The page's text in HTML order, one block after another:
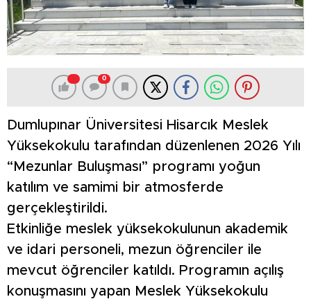
0
Dumlupınar Üniversitesi Hisarcık Meslek
Yüksekokulu tarafından düzenlenen 2026 Yılı
“Mezunlar Buluşması” programı yoğun
katılım ve samimi bir atmosferde
gerçekleştirildi.
Etkinliğe meslek yüksekokulunun akademik
ve idari personeli, mezun öğrenciler ile
mevcut öğrenciler katıldı. Programın açılış
konuşmasını yapan Meslek Yüksekokulu